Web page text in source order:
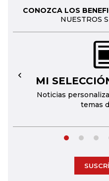
CONOZCA LOS
NUESTROS
MI
Noticias
temas
←